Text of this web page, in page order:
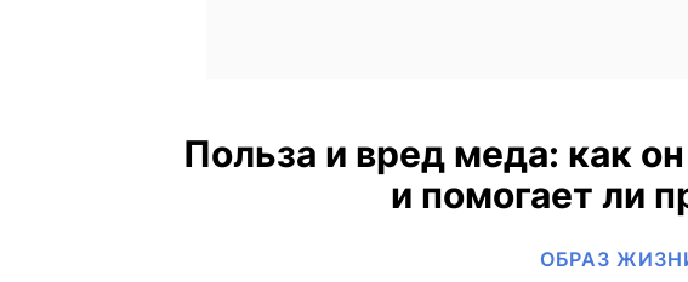
Польза и вред меда: как
и помогает ли
ОБРАЗ